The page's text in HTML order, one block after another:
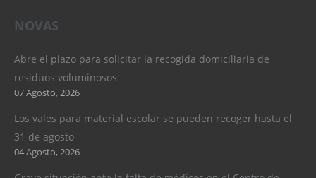
NOVAS
Abre el plazo para solicitar la recogida domiciliaria de
residuos voluminosos
07 Agosto, 2026
Los vales para material escolar se pueden recoger hasta el
31 de agosto
04 Agosto, 2026